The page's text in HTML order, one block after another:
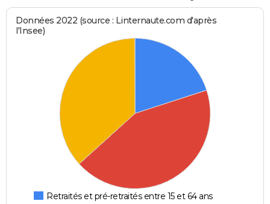
Données 2022 (source : Linternaute.com d'après
l'Insee)
Retraités et pré-retraités entre 15 et 64 ans